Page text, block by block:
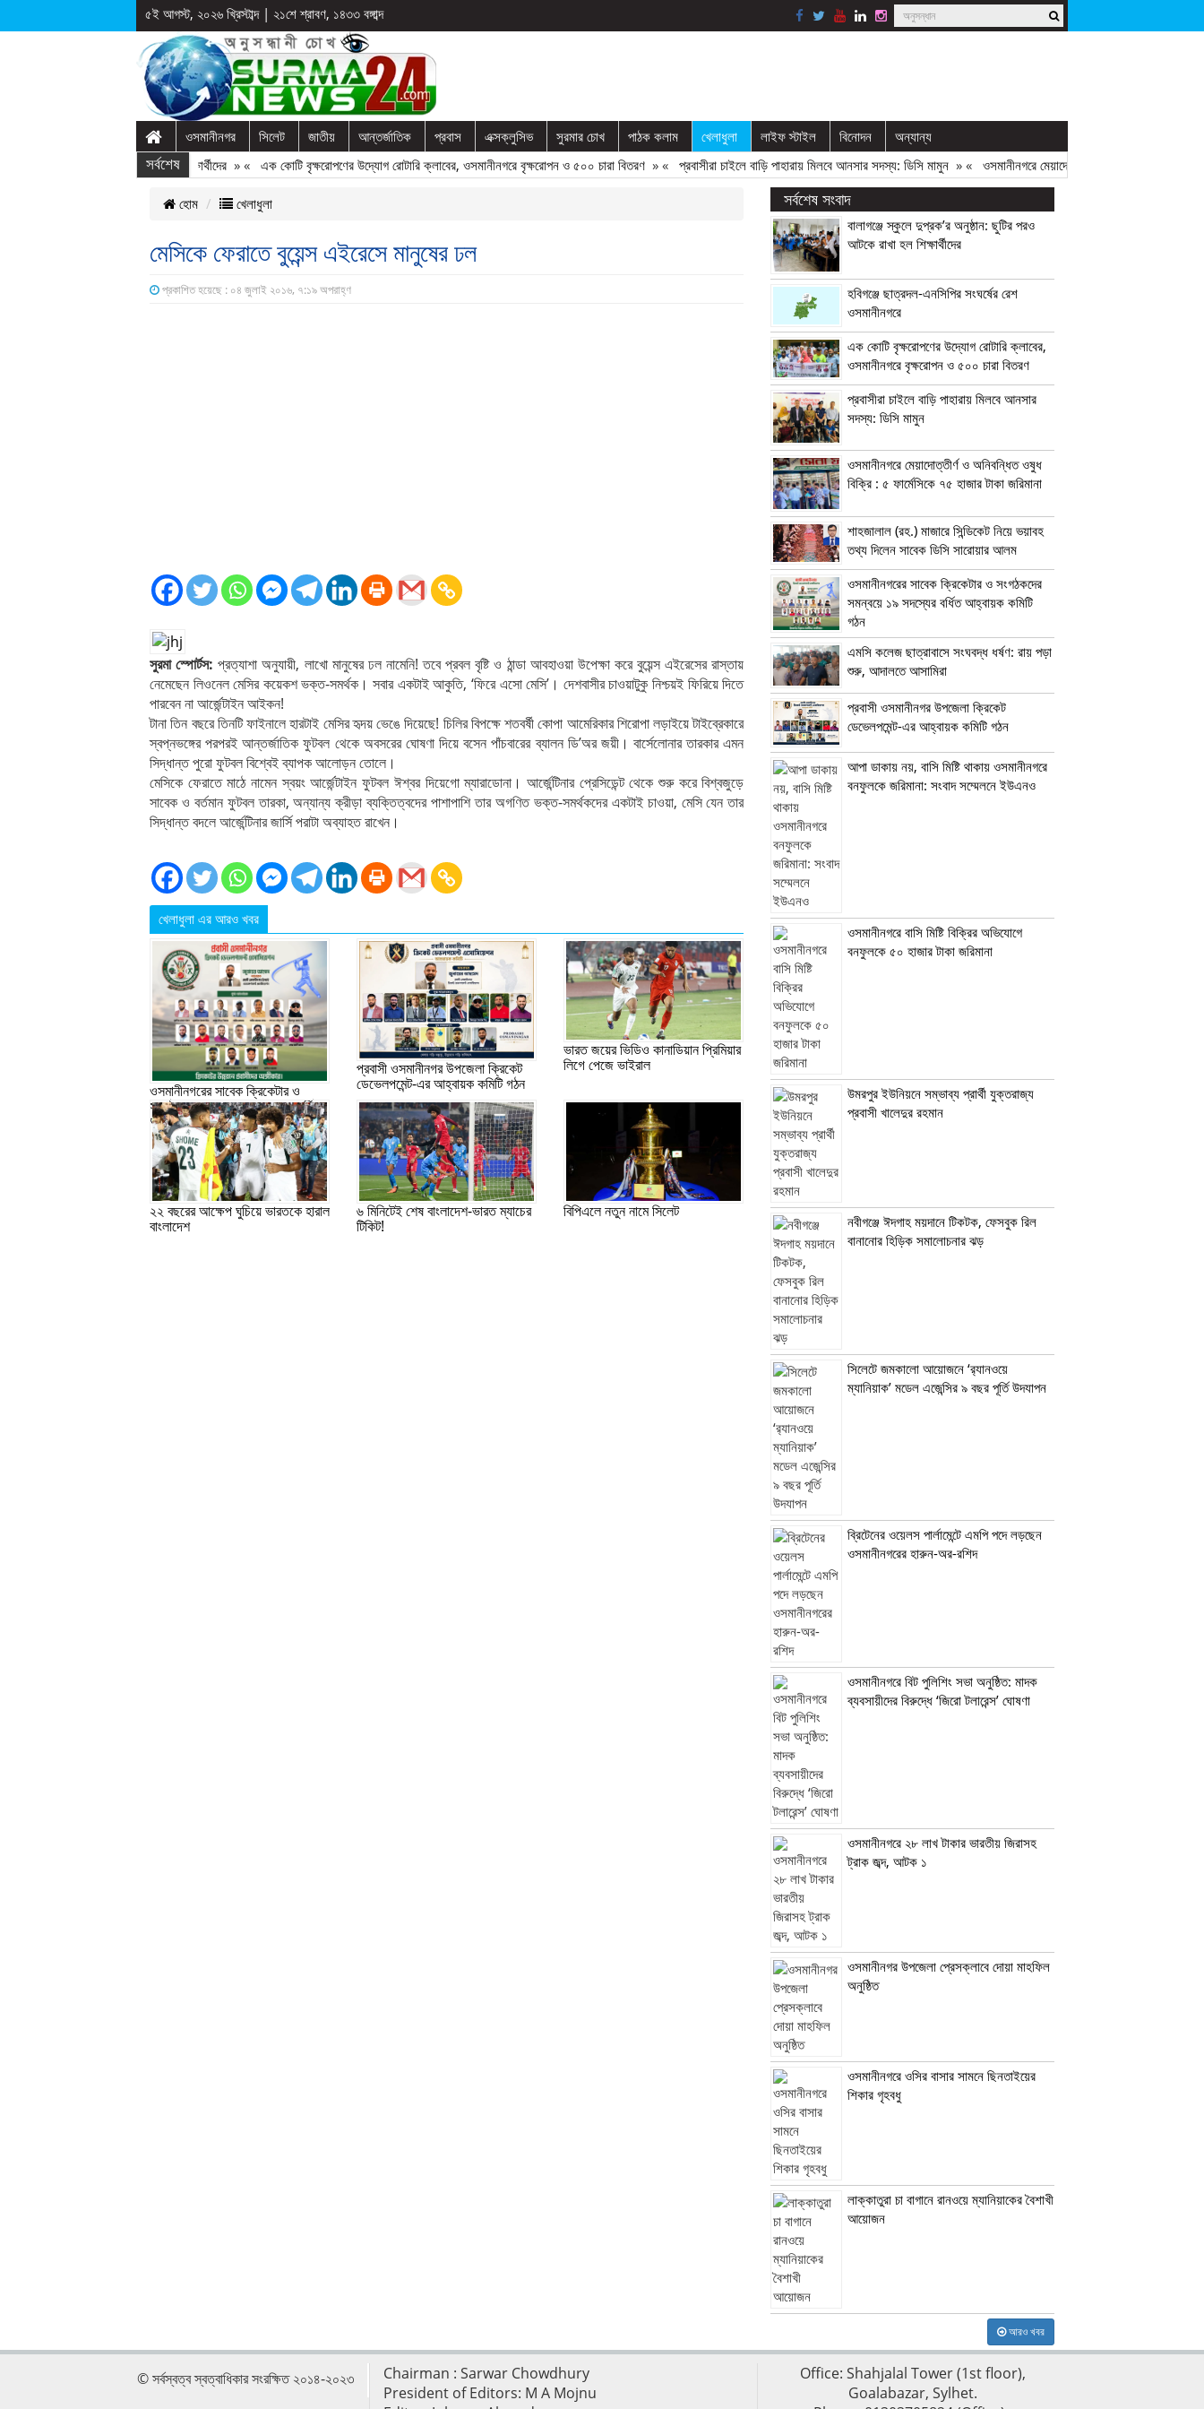
৫ই আগস্ট, ২০২৬ খ্রিস্টাব্দ| ২১শে শ্রাবণ, ১৪৩৩ বঙ্গাব্দ
ওসমানীনগর সিলেট জাতীয় আন্তর্জাতিক প্রবাস এক্সক্লুসিভ সুরমার চোখ পাঠক কলাম খেলাধুলা লাইফ স্টাইল বিনোদন অন্যান্য
সর্বশেষ
ছুটির পরও আটকে রাখা হল শিক্ষার্থীদের » « এক কোটি বৃক্ষরোপণের উদ্যোগ রোটারি ক্লাবের, ওসমানীনগরে বৃক্ষরোপন ও ৫০০ চারা বিতরণ » « প্রবাসীরা চাইলে বাড়ি পাহারায় মিলবে আনসার সদস্য: ডিসি মামুন» « ওসমানীনগরে মেয়াদোত্তীর্ণ ও অনিবন্ধিত ওষুধ বিক্রি : ৫
হোম খেলাধুলা
মেসিকে ফেরাতে বুয়েন্স এইরেসে মানুষের ঢল
প্রকাশিত হয়েছে : ০৪ জুলাই ২০১৬, ৭:১৯ অপরাহ্ণ
সুরমা স্পোর্টস: প্রত্যাশা অনুযায়ী, লাখো মানুষের ঢল নামেনি! তবে প্রবল বৃষ্টি ও ঠান্ডা আবহাওয়া উপেক্ষা করে বুয়েন্স এইরেসের রাস্তায়
নেমেছেন লিওনেল মেসির কয়েকশ ভক্ত-সমর্থক। সবার একটাই আকুতি, ‘ফিরে এসো মেসি’। দেশবাসীর চাওয়াটুকু নিশ্চয়ই ফিরিয়ে দিতে
পারবেন না আর্জেন্টাইন আইকন!
টানা তিন বছরে তিনটি ফাইনালে হারটাই মেসির হৃদয় ভেঙে দিয়েছে! চিলির বিপক্ষে শতবর্ষী কোপা আমেরিকার শিরোপা লড়াইয়ে টাইব্রেকারে
‍স্বপ্নভঙ্গের পরপরই আন্তর্জাতিক ফুটবল থেকে অবসরের ঘোষণা দিয়ে বসেন পাঁচবারের ব্যালন ডি’অর জয়ী। বার্সেলোনার তারকার এমন
সিদ্ধান্ত পুরো ফুটবল বিশ্বেই ব্যাপক আলোড়ন তোলে।
মেসিকে ফেরাতে মাঠে নামেন স্বয়ং আর্জেন্টাইন ফুটবল ঈশ্বর দিয়েগো ম্যারাডোনা। আর্জেন্টিনার প্রেসিডেন্ট থেকে শুরু করে বিশ্বজুড়ে
সাবেক ও বর্তমান ফুটবল তারকা, অন্যান্য ক্রীড়া ব্যক্তিত্বদের পাশাপাশি তার অগণিত ভক্ত-সমর্থকদের একটাই চাওয়া, মেসি যেন তার
সিদ্ধান্ত বদলে আর্জেন্টিনার জার্সি পরাটা অব্যাহত রাখেন।
খেলাধুলা এর আরও খবর
ওসমানীনগরের সাবেক ক্রিকেটার ও
সংগঠকদের সমন্বয়ে ১৯ সদস্যের বর্ধিত
আহ্বায়ক কমিটি গঠন
প্রবাসী ওসমানীনগর উপজেলা ক্রিকেট
ডেভেলপমেন্ট-এর আহ্বায়ক কমিটি গঠন
ভারত জয়ের ভিডিও কানাডিয়ান প্রিমিয়ার
লিগে পেজে ভাইরাল
২২ বছরের আক্ষেপ ঘুচিয়ে ভারতকে হারাল
বাংলাদেশ
৬ মিনিটেই শেষ বাংলাদেশ-ভারত ম্যাচের
টিকিট!
বিপিএলে নতুন নামে সিলেট
সর্বশেষ সংবাদ
বালাগঞ্জে স্কুলে দুপ্রক’র অনুষ্ঠান: ছুটির পরও
আটকে রাখা হল শিক্ষার্থীদের
হবিগঞ্জে ছাত্রদল-এনসিপির সংঘর্ষের রেশ
ওসমানীনগরে
এক কোটি বৃক্ষরোপণের উদ্যোগ রোটারি ক্লাবের,
ওসমানীনগরে বৃক্ষরোপন ও ৫০০ চারা বিতরণ
প্রবাসীরা চাইলে বাড়ি পাহারায় মিলবে আনসার
সদস্য: ডিসি মামুন
ওসমানীনগরে মেয়াদোত্তীর্ণ ও অনিবন্ধিত ওষুধ
বিক্রি : ৫ ফার্মেসিকে ৭৫ হাজার টাকা জরিমানা
শাহজালাল (রহ.) মাজারে সিন্ডিকেট নিয়ে ভয়াবহ
তথ্য দিলেন সাবেক ডিসি সারোয়ার আলম
ওসমানীনগরের সাবেক ক্রিকেটার ও সংগঠকদের
সমন্বয়ে ১৯ সদস্যের বর্ধিত আহ্বায়ক কমিটি
গঠন
এম‌সি কলেজ ছাত্রাবাসে সংঘবদ্ধ ধর্ষণ: রায় পড়া
শুরু, আদালতে আসামিরা
প্রবাসী ওসমানীনগর উপজেলা ক্রিকেট
ডেভেলপমেন্ট-এর আহ্বায়ক কমিটি গঠন
আপা ডাকায় নয়, বাসি মিষ্টি থাকায় ওসমানীনগরে
বনফুলকে জরিমানা: সংবাদ সম্মেলনে ইউএনও
ওসমানীনগরে বাসি মিষ্টি বিক্রির অভিযোগে
বনফুলকে ৫০ হাজার টাকা জরিমানা
উমরপুর ইউনিয়নে সম্ভাব্য প্রার্থী যুক্তরাজ্য
প্রবাসী খালেদুর রহমান
নবীগঞ্জে ঈদগাহ ময়দানে টিকটক, ফেসবুক রিল
বানানোর হিড়িক সমালোচনার ঝড়
সিলেটে জমকালো আয়োজনে ‘র‍্যানওয়ে
ম্যানিয়াক’ মডেল এজেন্সির ৯ বছর পূর্তি উদযাপন
ব্রিটেনের ওয়েলস পার্লামেন্টে এমপি পদে লড়ছেন
ওসমানীনগরের হারুন-অর-রশিদ
ওসমানীনগরে বিট পুলিশিং সভা অনুষ্ঠিত: মাদক
ব্যবসায়ীদের বিরুদ্ধে ‘জিরো টলারেন্স’ ঘোষণা
ওসমানীনগরে ২৮ লাখ টাকার ভারতীয় জিরাসহ
ট্রাক জব্দ, আটক ১
ওসমানীনগর উপজেলা প্রেসক্লাবে দোয়া মাহফিল
অনুষ্ঠিত
ওসমানীনগরে ওসির বাসার সামনে ছিনতাইয়ের
শিকার গৃহবধু
লাক্কাতুরা চা বাগানে রানওয়ে ম্যানিয়াকের বৈশাখী
আয়োজন
আরও খবর
© সর্বস্বত্ব স্বত্বাধিকার সংরক্ষিত ২০১৪-২০২৩
Chairman : Sarwar Chowdhury
President of Editors: M A Mojnu
Office: Shahjalal Tower (1st floor),
Goalabazar, Sylhet.